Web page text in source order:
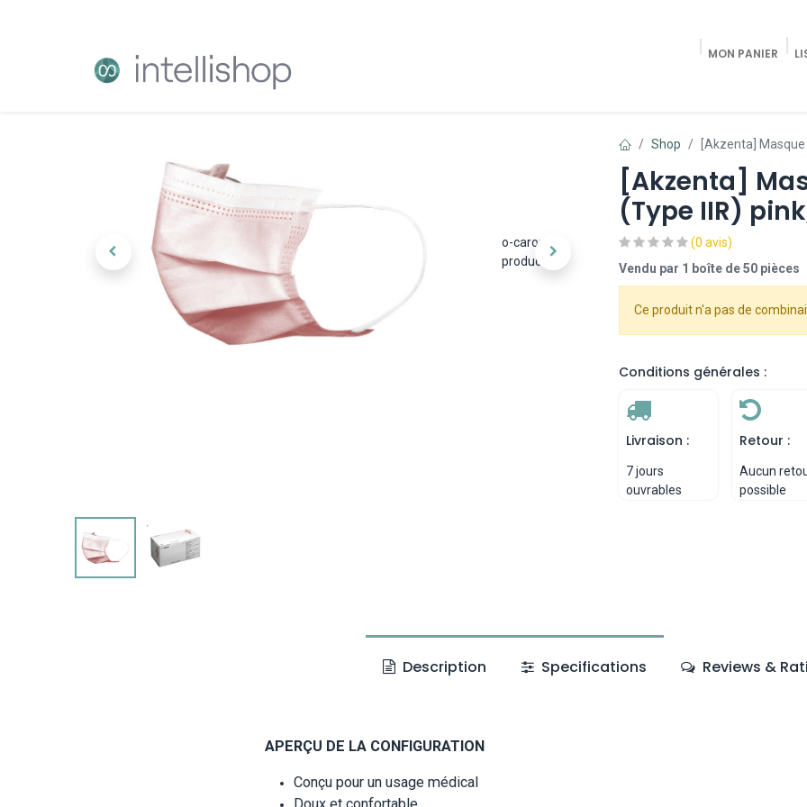
MON PANIER
o-carousel-
product
Shop [Akzenta]
[Akzenta]
(Type IIR)
(0 avis)
Vendu par 1 boîte de 50 pièces
Ce produit n'a pas de
Conditions générales :
Livraison :
7 jours
ouvrables
Retour :
Aucun
possible
Description Specifications Reviews &
APERÇU DE LA CONFIGURATION
Conçu pour un usage médical